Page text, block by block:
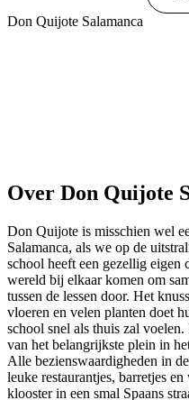
Don Quijote Salamanca
Over Don Quijote
Don Quijote is misschien wel
Salamanca, als we op de
school heeft een gezellig eigen
wereld bij elkaar komen om
tussen de lessen door. Het
vloeren en velen planten doet
school snel als thuis zal
van het belangrijkste plein in
Alle bezienswaardigheden in
leuke restaurantjes, barretjes
klooster in een smal Spaans